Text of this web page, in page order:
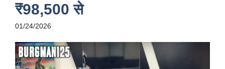
₹98,500 से
01/24/2026